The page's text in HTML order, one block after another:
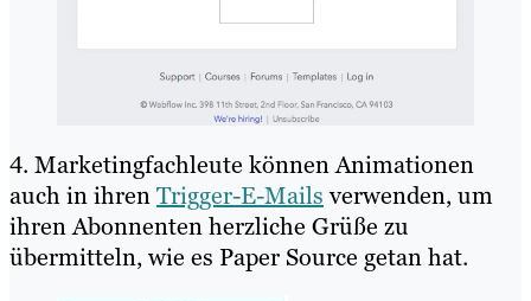
4. Marketingfachleute können Animationen
auch in ihrenTrigger-E-Mailsverwenden, um
ihren Abonnenten herzliche Grüße zu
übermitteln, wie es Paper Source getan hat.